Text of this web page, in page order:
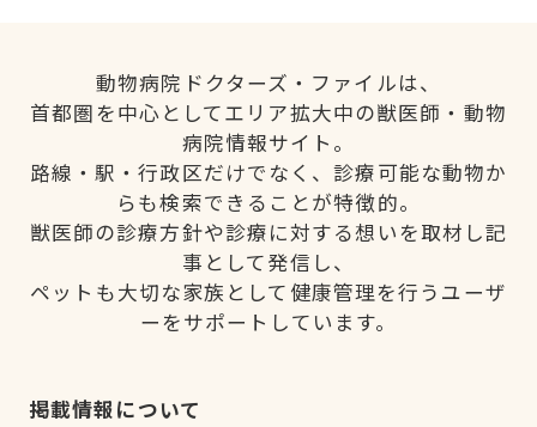
動物病院ドクターズ・ファイルは、
首都圏を中心としてエリア拡大中の獣医師・動物
病院情報サイト。
路線・駅・行政区だけでなく、診療可能な動物か
らも検索できることが特徴的。
獣医師の診療方針や診療に対する想いを取材し記
事として発信し、
ペットも大切な家族として健康管理を行うユーザ
ーをサポートしています。
掲載情報について